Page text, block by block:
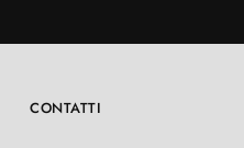
CONTATTI